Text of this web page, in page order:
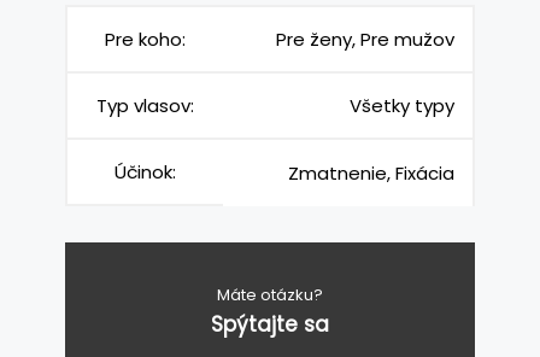
Pre koho: Pre ženy, Pre mužov
Typ vlasov: Všetky typy
Účinok: Zmatnenie, Fixácia
Máte otázku?
Spýtajte sa